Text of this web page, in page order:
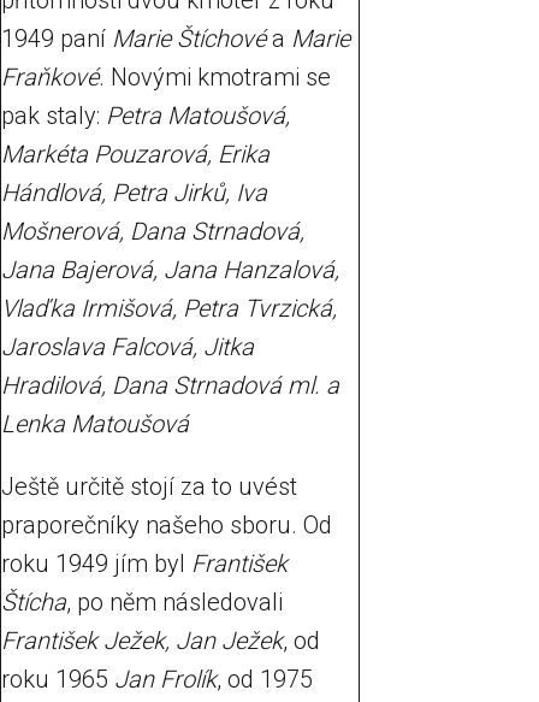
1949 paní Marie Štíchovéa Marie
Fraňkové. Novými kmotrami se
pak staly: Petra Matoušová,
Markéta Pouzarová, Erika
Hándlová, Petra Jirků, Iva
Mošnerová, Dana Strnadová,
Jana Bajerová, Jana Hanzalová,
Vlaďka Irmišová, Petra Tvrzická,
Jaroslava Falcová, Jitka
Hradilová, Dana Strnadová ml. a
Lenka Matoušová
Ještě určitě stojí za to uvést
praporečníky našeho sboru. Od
roku 1949 jím byl František
Štícha, po něm následovali
František Ježek, Jan Ježek, od
roku 1965 Jan Frolík, od 1975